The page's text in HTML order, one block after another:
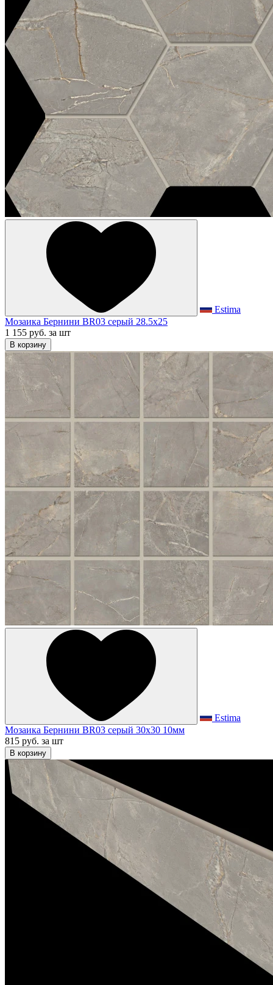
Estima
Мозаика Бернини BR03 серый 28.5x25
1 155 руб. за шт
В корзину
Estima
Мозаика Бернини BR03 серый 30x30 10мм
815 руб. за шт
В корзину